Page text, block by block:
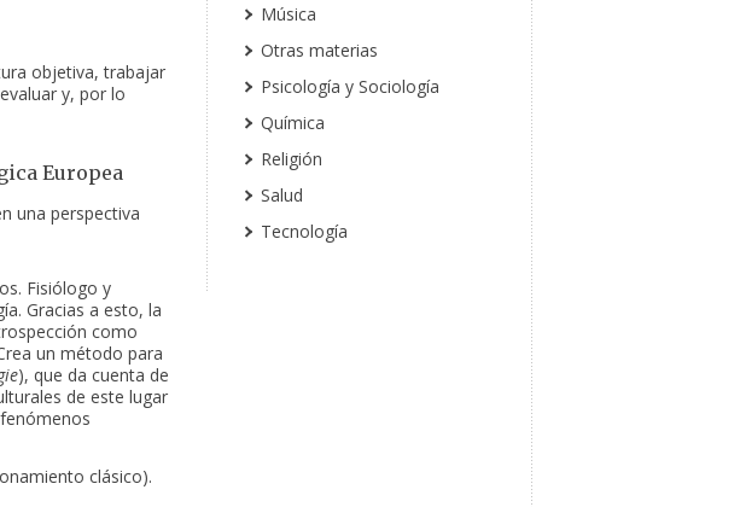
objetiva, trabajar
y, por lo
Europea
una perspectiva
Fisiólogo y
Gracias a esto, la
como
un método para
), que da cuenta de
de este lugar
clásico).
Música
Otras materias
Psicología y Sociología
Química
Religión
Salud
Tecnología